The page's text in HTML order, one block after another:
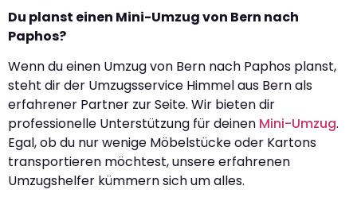
Du planst einen Mini-Umzug von Bern nach
Paphos?
Wenn du einen Umzug von Bern nach Paphos planst,
steht dir der Umzugsservice Himmel aus Bern als
erfahrener Partner zur Seite. Wir bieten dir
professionelle Unterstützung für deinen Mini-Umzug.
Egal, ob du nur wenige Möbelstücke oder Kartons
transportieren möchtest, unsere erfahrenen
Umzugshelfer kümmern sich um alles.